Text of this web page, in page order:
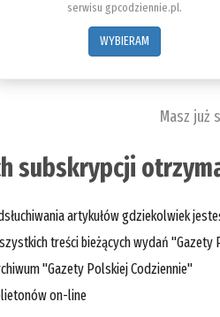
serwisu gpcodziennie.pl.
WYBIERAM
Masz już
subskrypcji
artykułów gdziekolwiek
treści bieżących wydań "Gazety
"Gazety Polskiej Codziennie"
on-line